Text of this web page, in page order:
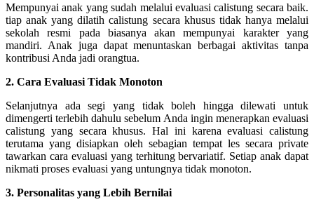
Mempunyai anak yang sudah melalui evaluasi calistung secara baik.
tiap anak yang dilatih calistung secara khusus tidak hanya melalui
sekolah resmi pada biasanya akan mempunyai karakter yang
mandiri. Anak juga dapat menuntaskan berbagai aktivitas tanpa
kontribusi Anda jadi orangtua.
2. Cara Evaluasi Tidak Monoton
Selanjutnya ada segi yang tidak boleh hingga dilewati untuk
dimengerti terlebih dahulu sebelum Anda ingin menerapkan evaluasi
calistung yang secara khusus. Hal ini karena evaluasi calistung
terutama yang disiapkan oleh sebagian tempat les secara private
tawarkan cara evaluasi yang terhitung bervariatif. Setiap anak dapat
nikmati proses evaluasi yang untungnya tidak monoton.
3. Personalitas yang Lebih Bernilai